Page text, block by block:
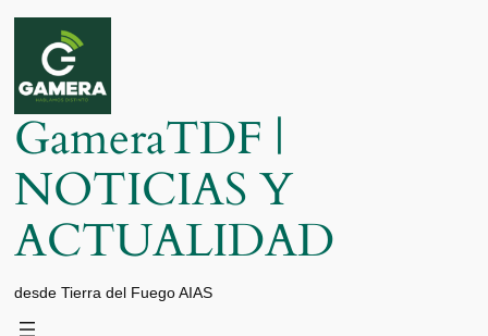
Saltar
contenido
GameraTDF |
NOTICIAS Y
ACTUALIDAD
desde Tierra del Fuego AIAS